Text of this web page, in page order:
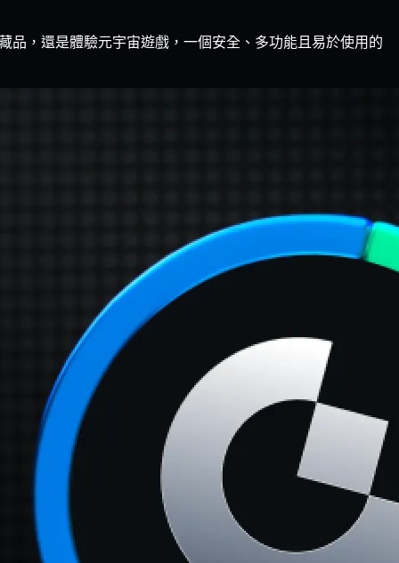
品，還是體驗元宇宙遊戲，一個安全、多功能且易於使用的